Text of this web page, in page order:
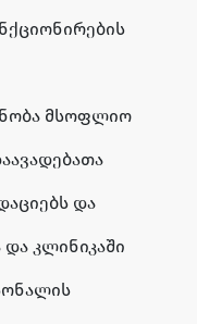
მსოფლიო
და
კლინიკაში